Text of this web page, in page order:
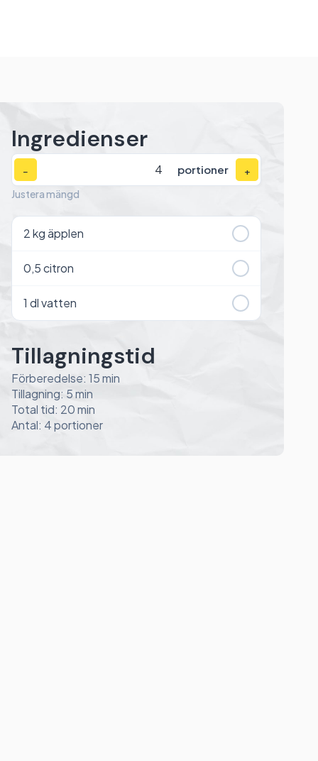
Ingredienser
− portioner
+
Justera mängd
2kg äpplen
0,5citron
1 dl vatten
Tillagningstid
Förberedelse: 15 min
Tillagning: 5 min
Total tid: 20 min
Antal: 4 portioner